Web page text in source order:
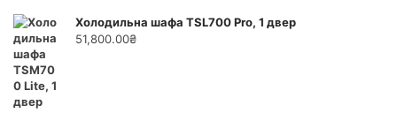
Холодильна шафа TSL700 Pro, 1 двер
51,800.00₴